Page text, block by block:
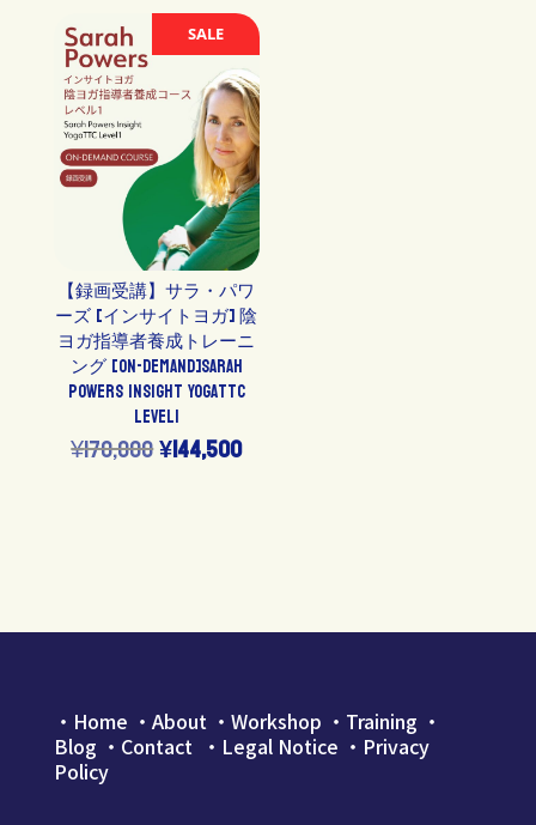
帯:
¥0
–
¥17,900
SALE
【録画受講】サラ・パワ
ーズ [インサイトヨガ] 陰
ヨガ指導者養成トレーニ
ング [On-Demand]Sarah
Powers Insight YogaTTC
Level1
¥170,000元
し
¥144,500現
で
・ Home ・ About・ Workshop ・ Training ・
Blog ・ Contact ・Legal Notice ・ Privacy
Policy